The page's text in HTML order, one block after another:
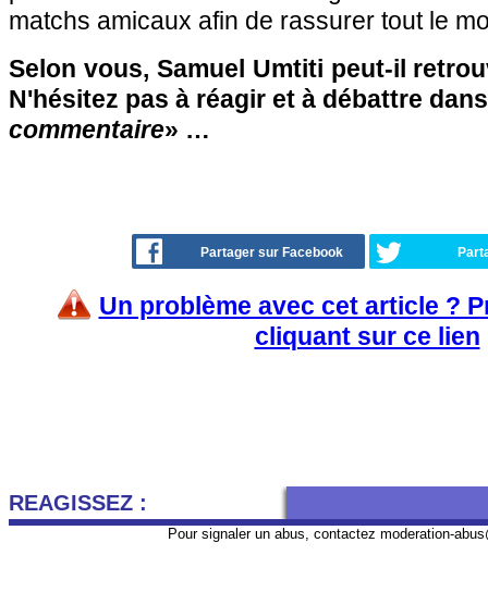
matchs amicaux afin de rassurer tout le
Selon vous, Samuel Umtiti peut-il
N'hésitez pas à réagir et à débattre
commentaire» …
Partager sur Facebook
Un problème avec cet article ?
cliquant sur ce lien
REAGISSEZ :
Pour signaler un abus, contactez moderation-